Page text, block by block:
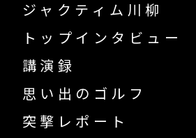
ジャクティム川柳
トップインタビュー
講演録
思い出のゴルフ
突撃レポート